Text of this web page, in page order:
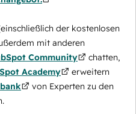
der kostenlosen
mit anderen
Community
chatten,
Academy
erweitern
von Experten zu den